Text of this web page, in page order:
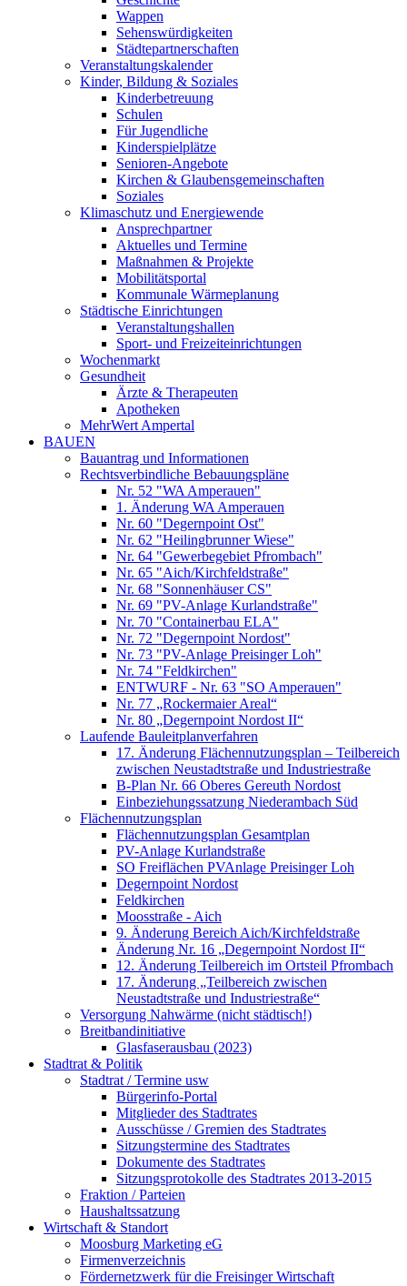
Wappen
Sehenswürdigkeiten
Städtepartnerschaften
Veranstaltungskalender
Kinder, Bildung & Soziales
Kinderbetreuung
Schulen
Für Jugendliche
Kinderspielplätze
Senioren-Angebote
Kirchen & Glaubensgemeinschaften
Soziales
Klimaschutz und Energiewende
Ansprechpartner
Aktuelles und Termine
Maßnahmen & Projekte
Mobilitätsportal
Kommunale Wärmeplanung
Städtische Einrichtungen
Veranstaltungshallen
Sport- und Freizeiteinrichtungen
Wochenmarkt
Gesundheit
Ärzte & Therapeuten
Apotheken
MehrWert Ampertal
BAUEN
Bauantrag und Informationen
Rechtsverbindliche Bebauungspläne
Nr. 52 "WA Amperauen"
1. Änderung WA Amperauen
Nr. 60 "Degernpoint Ost"
Nr. 62 "Heilingbrunner Wiese"
Nr. 64 "Gewerbegebiet Pfrombach"
Nr. 65 "Aich/Kirchfeldstraße"
Nr. 68 "Sonnenhäuser CS"
Nr. 69 "PV-Anlage Kurlandstraße"
Nr. 70 "Containerbau ELA"
Nr. 72 "Degernpoint Nordost"
Nr. 73 "PV-Anlage Preisinger Loh"
Nr. 74 "Feldkirchen"
ENTWURF - Nr. 63 "SO Amperauen"
Nr. 77 „Rockermaier Areal“
Nr. 80 „Degernpoint Nordost II“
Laufende Bauleitplanverfahren
17. Änderung Flächennutzungsplan – Teilbereich
zwischen Neustadtstraße und Industriestraße
B-Plan Nr. 66 Oberes Gereuth Nordost
Einbeziehungssatzung Niederambach Süd
Flächennutzungsplan
Flächennutzungsplan Gesamtplan
PV-Anlage Kurlandstraße
SO Freiflächen PV­Anlage Preisinger Loh
Degernpoint Nordost
Feldkirchen
Moosstraße - Aich
9. Änderung Bereich Aich/Kirchfeldstraße
Änderung Nr. 16 „Degernpoint Nordost II“
12. Änderung Teilbereich im Ortsteil Pfrombach
17. Änderung „Teilbereich zwischen
Neustadtstraße und Industriestraße“
Versorgung Nahwärme (nicht städtisch!)
Breitbandinitiative
Glasfaserausbau (2023)
Stadtrat & Politik
Stadtrat / Termine usw
Bürgerinfo-Portal
Mitglieder des Stadtrates
Ausschüsse / Gremien des Stadtrates
Sitzungstermine des Stadtrates
Dokumente des Stadtrates
Sitzungsprotokolle des Stadtrates 2013-2015
Fraktion / Parteien
Haushaltssatzung
Wirtschaft & Standort
Moosburg Marketing eG
Firmenverzeichnis
Fördernetzwerk für die Freisinger Wirtschaft